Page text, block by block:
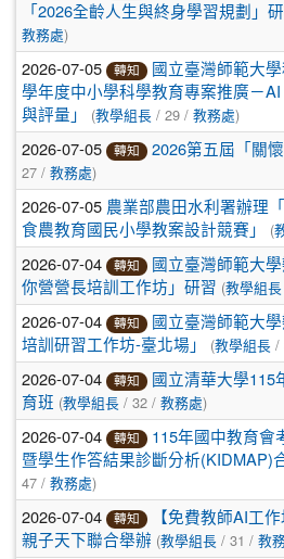
「2026全齡人生與終身學習規劃」
教務處)
2026-07-05 轉知
國立臺灣師範大
學年度中小學科學教育專案推廣－
與評量」
(教學組長 / 29 / 教務處)
2026-07-05 轉知 2026第五屆「關
27 / 教務處)
2026-07-05 農業部農田水利署辦理
食農教育國民小學教案設計競賽」
(
2026-07-04 轉知
國立臺灣師範大
你營營長培訓工作坊」研習 (教學組長
2026-07-04 轉知
國立臺灣師範大
培訓研習工作坊-臺北場」
(教學組長 /
2026-07-04 轉知
國立清華大學115
育班 (教學組長 / 32 / 教務處)
2026-07-04 轉知
115年國中教育會
暨學生作答結果診斷分析(KIDMAP)
47 / 教務處)
2026-07-04 轉知
【免費教師AI工
親子天下聯合舉辦 (教學組長 / 31 / 教